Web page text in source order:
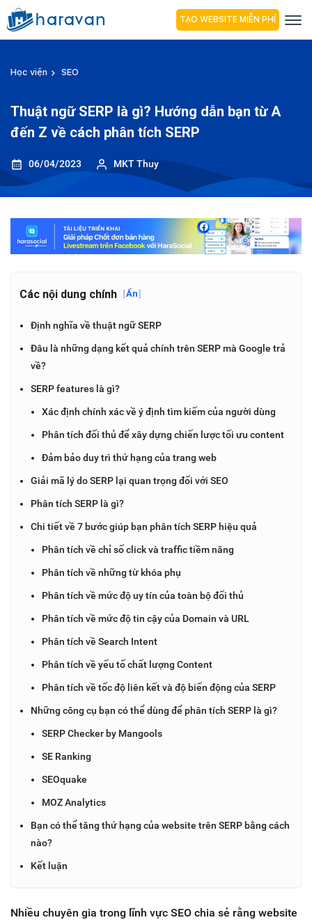
TẠO WEBSITE MIỄN PHÍ
Học viện SEO
Thuật ngữ SERP là gì? Hướng dẫn bạn từ A
đến Z về cách phân tích SERP
06/04/2023 MKT Thuy
Các nội dung chính [Ẩn]
Định nghĩa về thuật ngữ SERP
Đâu là những dạng kết quả chính trên SERP mà Google trả
về?
SERP features là gì?
Xác định chính xác về ý định tìm kiếm của người dùng
Phân tích đối thủ để xây dựng chiến lược tối ưu content
Đảm bảo duy trì thứ hạng của trang web
Giải mã lý do SERP lại quan trọng đối với SEO
Phân tích SERP là gì?
Chi tiết về 7 bước giúp bạn phân tích SERP hiệu quả
Phân tích về chỉ số click và traffic tiềm năng
Phân tích về những từ khóa phụ
Phân tích về mức độ uy tín của toàn bộ đối thủ
Phân tích về mức độ tin cậy của Domain và URL
Phân tích về Search Intent
Phân tích về yếu tố chất lượng Content
Phân tích về tốc độ liên kết và độ biến động của SERP
Những công cụ bạn có thể dùng để phân tích SERP là gì?
SERP Checker by Mangools
SE Ranking
SEOquake
MOZ Analytics
Bạn có thể tăng thứ hạng của website trên SERP bằng cách
nào?
Kết luận
Nhiều chuyên gia trong lĩnh vực SEO chia sẻ rằng website